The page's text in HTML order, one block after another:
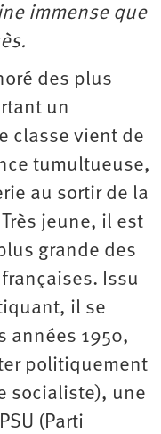
immense que
des plus
un
classe vient de
tumultueuse,
au sortir de la
jeune, il est
grande des
Issu
il se
années 1950,
politiquement
socialiste), une
(Parti